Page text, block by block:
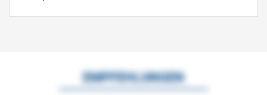
EMPFEHLUNGEN